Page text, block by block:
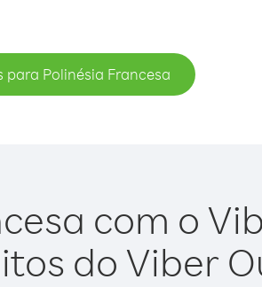
para Polinésia Francesa
com o
do Viber